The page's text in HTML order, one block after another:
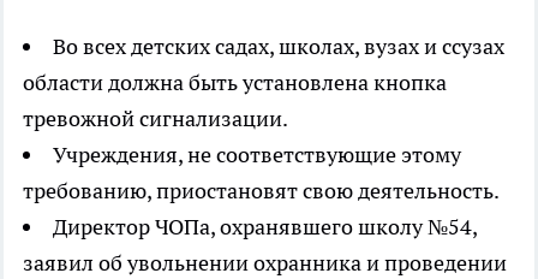
Во всех детских садах, школах, вузах и ссузах
области должна быть установлена кнопка
тревожной сигнализации.
Учреждения, не соответствующие этому
требованию, приостановят свою деятельность.
Директор ЧОПа, охранявшего школу №54,
заявил об увольнении охранника и проведении